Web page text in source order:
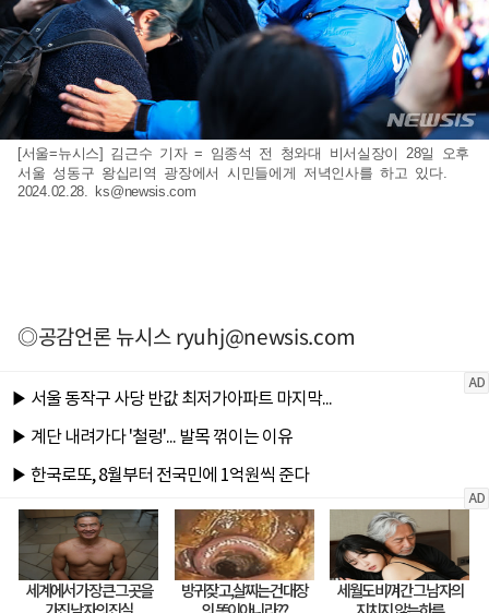
[서울=뉴시스] 김근수 기자 = 임종석 전 청와대 비서실장이 28일 오후
서울 성동구 왕십리역 광장에서 시민들에게 저녁인사를 하고 있다.
2024.02.28. ks@newsis.com
◎공감언론 뉴시스ryuhj@newsis.com